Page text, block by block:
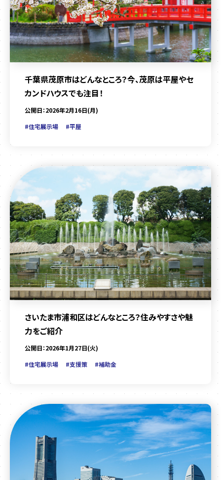
千葉県茂原市はどんなところ？今、茂原は平屋やセ
カンドハウスでも注目！
公開日：2026年2月16日(月)
#住宅展示場
#平屋
さいたま市浦和区はどんなところ？住みやすさや魅
力をご紹介
公開日：2026年1月27日(火)
#住宅展示場
#支援策 #補助金